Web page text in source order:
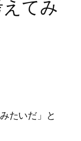
てみ
たいだ」と